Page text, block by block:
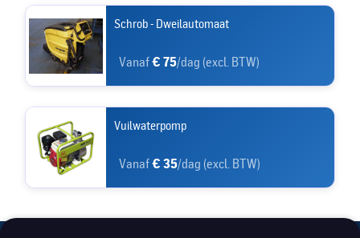
Schrob - Dweilautomaat
Vanaf€ 75/dag (excl. BTW)
Vuilwaterpomp
Vanaf€ 35/dag (excl. BTW)